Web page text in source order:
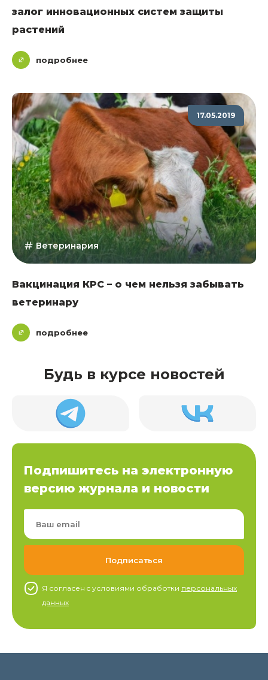
залог инновационных систем защиты
растений
подробнее
17.05.2019
Ветеринария
Вакцинация КРС – о чем нельзя забывать
ветеринару
подробнее
Будь в курсе новостей
Подпишитесь на электронную
версию журнала и новости
Я согласен c условиями обработки персональных
данных